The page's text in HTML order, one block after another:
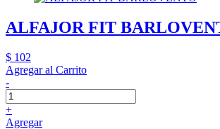
ALFAJOR FIT
$ 102
Agregar al Carrito
-
+
Agregar